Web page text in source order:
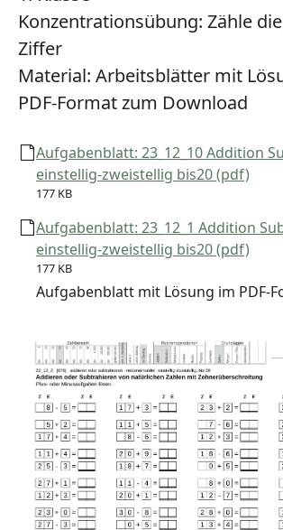
Konzentrationsübung: Zähle
Ziffer
Material: Arbeitsblätter mit
PDF-Format zum Download
Aufgabenblatt: 23_12_10 Addition
einstellig-zweistellig bis20 (pdf)
177 KB
Aufgabenblatt: 23_12_1 Addition
einstellig-zweistellig bis20 (pdf)
177 KB
Aufgabenblatt mit Lösung im PDF-